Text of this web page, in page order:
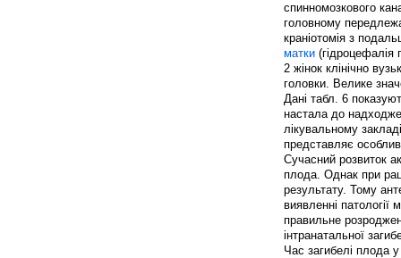
спинномозкового
головному
краніотомія з
матки (гідроцефалія
2 жінок клінічно
головки. Велике
Дані табл. 6
настала до
лікувальному
представляє
Сучасний розвиток
плода. Однак при
результату. Тому
виявленні патології
правильне
інтранатальної
Час загибелі плода